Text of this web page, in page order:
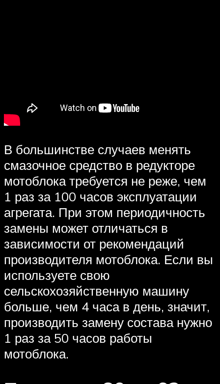
В большинстве случаев менять
смазочное средство в редукторе
мотоблока требуется не реже, чем
1 раз за 100 часов эксплуатации
агрегата. При этом периодичность
замены может отличаться в
зависимости от рекомендаций
производителя мотоблока. Если вы
используете свою
сельскохозяйственную машину
больше, чем 4 часа в день, значит,
производить замену состава нужно
1 раз за 50 часов работы
мотоблока.